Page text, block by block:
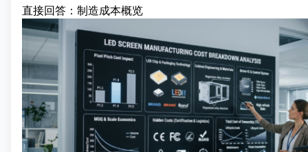
直接回答：制造成本概览